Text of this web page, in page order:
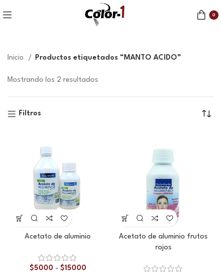
0
Inicio Productos etiquetados “MANTO ACIDO”
Mostrando los 2 resultados
Filtros
Acetato de aluminio
$5000 - $15000
Acetato de aluminio frutos
rojos